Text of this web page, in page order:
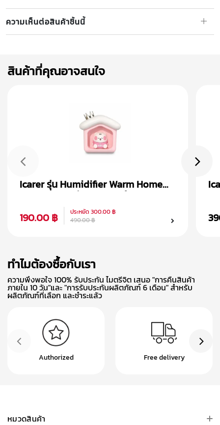
ความเห็นต่อสินค้าชิ้นนี้
สินค้าที่คุณอาจสนใจ
Icarer รุ่น Humidifier Warm Home
190.00 ฿
ประหยัด 300.00 ฿
490.00 ฿
ทำไมต้องซื้อกับเรา
ความพึงพอใจ 100% รับประกัน ไมตรีจิต เสนอ "การคืนสินค้า
ภายใน 10 วัน"และ "การรับประกันผลิตภัณฑ์ 6 เดือน" สำหรับ
ผลิตภัณฑ์ที่เลือก และชำระแล้ว
Authorized Free delivery
หมวดสินค้า